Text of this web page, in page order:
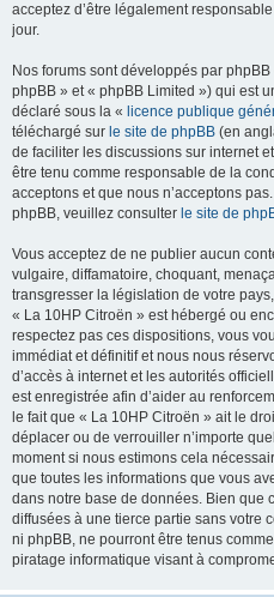
acceptez d’être légalement
jour.
Nos forums sont développés par
phpBB » et « phpBB Limited ») qui est
déclaré sous la « licence publique
téléchargé sur le site de phpBB (en
de faciliter les discussions sur internet
être tenu comme responsable de la
acceptons et que nous n’acceptons
phpBB, veuillez consulter le site de
Vous acceptez de ne publier aucun
vulgaire, diffamatoire, choquant,
transgresser la législation de votre
« La 10HP Citroën » est hébergé ou
respectez pas ces dispositions, vous
immédiat et définitif et nous nous
d’accès à internet et les autorités
est enregistrée afin d’aider au
le fait que « La 10HP Citroën » ait le
déplacer ou de verrouiller n’importe
moment si nous estimons cela
que toutes les informations que vous
dans notre base de données. Bien que
diffusées à une tierce partie sans votre
ni phpBB, ne pourront être tenus
piratage informatique visant à